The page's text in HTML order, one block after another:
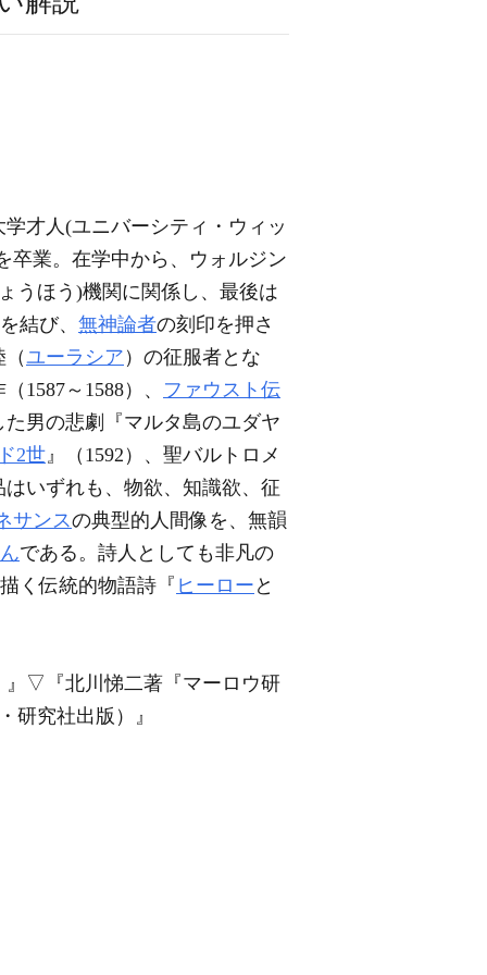
才人(ユニバーシティ・ウィッ
卒業。在学中から、ウォルジン
うほう)機関に関係し、最後は
結び、 無神論者の刻印を押さ
（ユーラシア ）の征服者とな
1587～1588）、 ファウスト伝
男の悲劇『マルタ島のユダヤ
2世』（1592）、聖バルトロメ
いずれも、物欲、知識欲、征
サンスの典型的人間像を、無韻
である。詩人としても非凡の
く伝統的物語詩『 ヒーロー と
▽ 『北川悌二著『マーロウ研
研究社出版）』